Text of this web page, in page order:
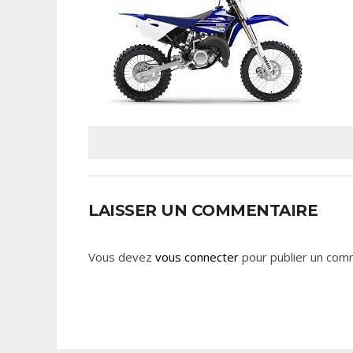
LAISSER UN COMMENTAIRE
Vous devez vous connecter pour publier un